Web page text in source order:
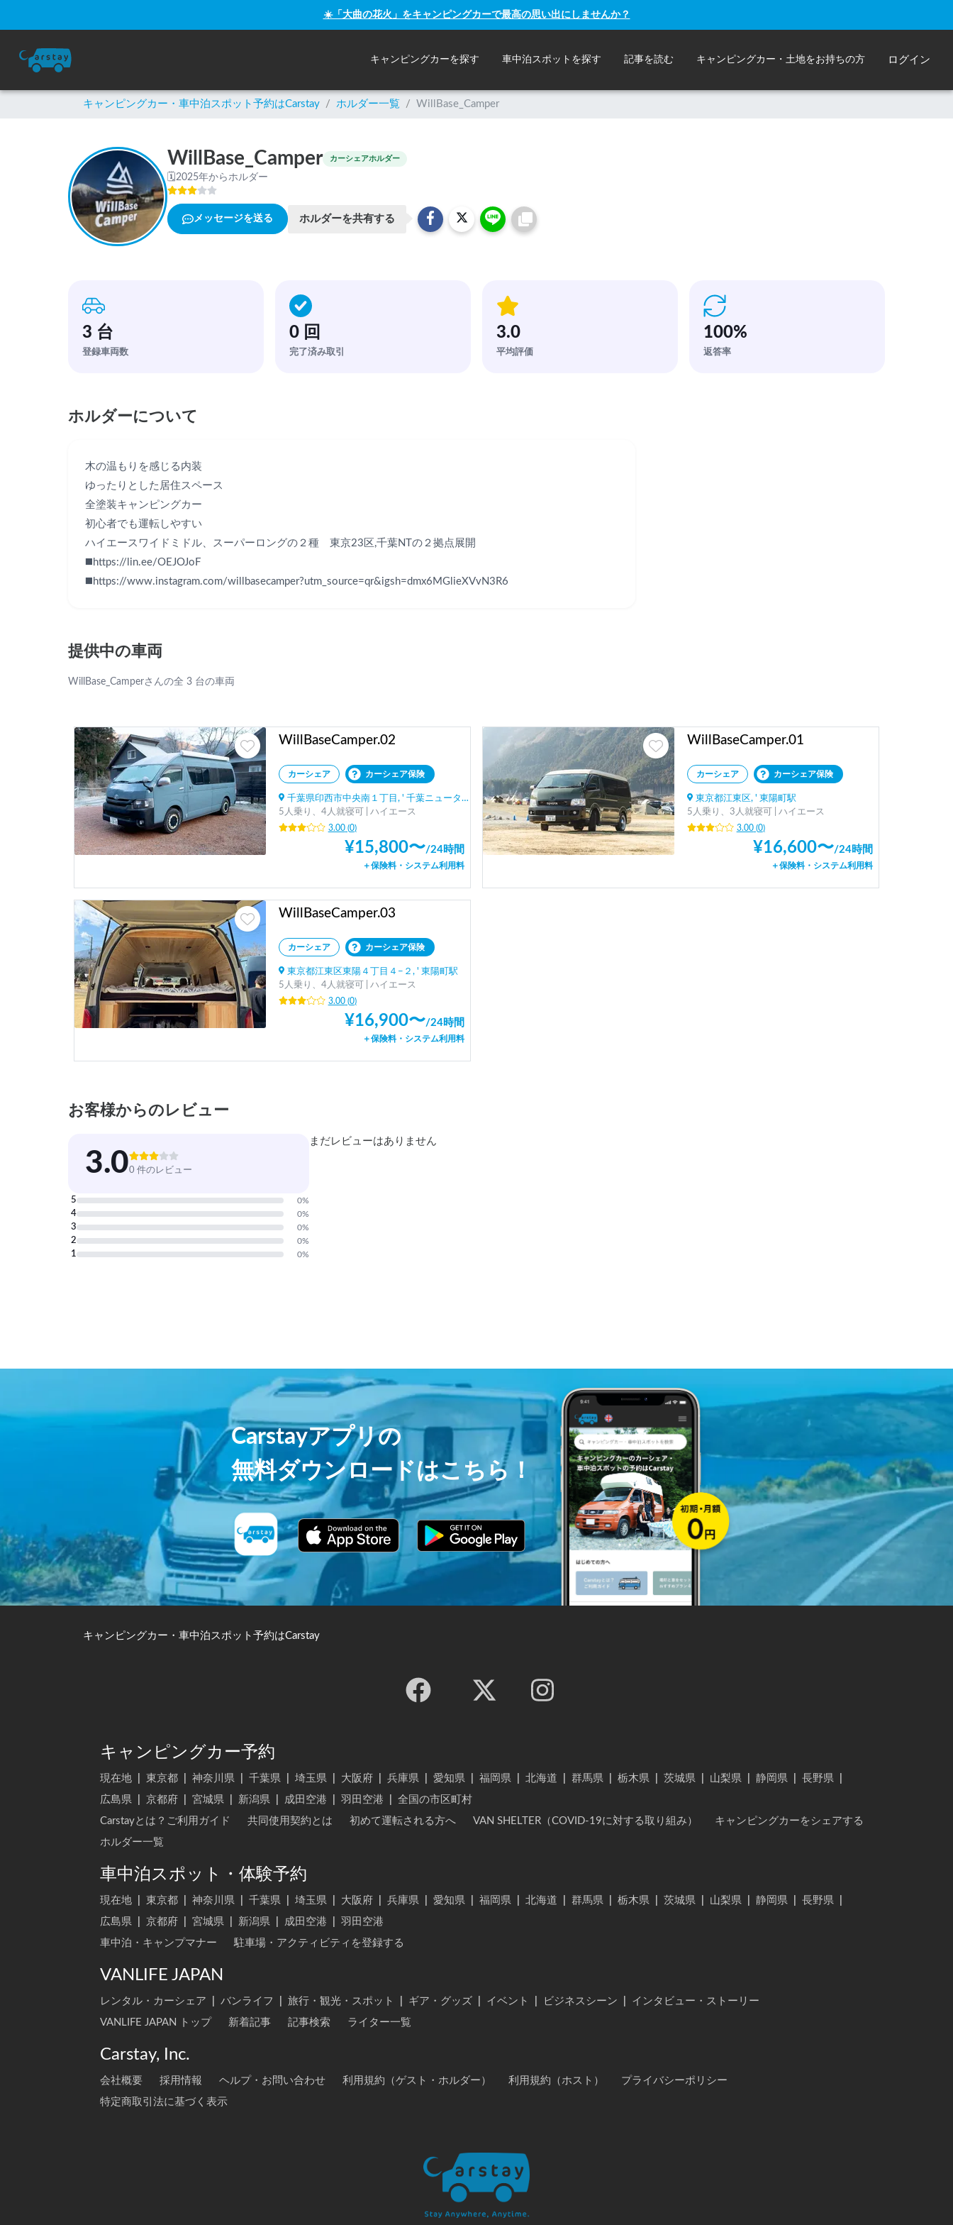
☀️「大曲の花火」をキャンピングカーで最高の思い出にしませんか？
キャンピングカーを探す 車中泊スポットを探す 記事を読む キャンピングカー・土地をお持ちの方 ログイン
キャンピングカー・車中泊スポット予約はCarstay / ホルダー一覧 / WillBase_Camper
WillBase_Camper カーシェアホルダー
🗓2025年からホルダー
メッセージを送る ホルダーを共有する
3 台
登録車両数
0 回
完了済み取引
3.0
平均評価
100%
返答率
ホルダーについて
木の温もりを感じる内装
ゆったりとした居住スペース
全塗装キャンピングカー
初心者でも運転しやすい
ハイエースワイドミドル、スーパーロングの２種　東京23区,千葉NTの２拠点展開
◼️https://lin.ee/OEJOJoF
◼️https://www.instagram.com/willbasecamper?utm_source=qr&igsh=dmx6MGlieXVvN3R6
提供中の車両
WillBase_Camperさんの全 3 台の車両
WillBaseCamper.02
カーシェア カーシェア保険
千葉県印西市中央南１丁目, ' 千葉ニュータウン中央駅
5人乗り、4人就寝可 | ハイエース
3.00(0)
¥15,800〜/24時間
＋保険料・システム利用料
WillBaseCamper.01
カーシェア カーシェア保険
東京都江東区, ' 東陽町駅
5人乗り、3人就寝可 | ハイエース
3.00(0)
¥16,600〜/24時間
＋保険料・システム利用料
WillBaseCamper.03
カーシェア カーシェア保険
東京都江東区東陽４丁目４−２, ' 東陽町駅
5人乗り、4人就寝可 | ハイエース
3.00(0)
¥16,900〜/24時間
＋保険料・システム利用料
お客様からのレビュー
3.00 件のレビュー
5 0%
4 0%
3 0%
2 0%
1 0%
まだレビューはありません
Carstayアプリの
無料ダウンロードはこちら！
キャンピングカー・車中泊スポット予約はCarstay
キャンピングカー予約
現在地 東京都 神奈川県 千葉県 埼玉県 大阪府 兵庫県 愛知県 福岡県 北海道 群馬県 栃木県 茨城県 山梨県 静岡県 長野県
広島県
京都府 宮城県 新潟県 成田空港 羽田空港
全国の市区町村
Carstayとは？ご利用ガイド
共同使用契約とは 初めて運転される方へ VAN SHELTER（COVID-19に対する取り組み）
キャンピングカーをシェアする
ホルダー一覧
車中泊スポット・体験予約
現在地 東京都 神奈川県 千葉県 埼玉県 大阪府 兵庫県 愛知県 福岡県 北海道 群馬県 栃木県 茨城県 山梨県 静岡県 長野県
広島県
京都府 宮城県 新潟県 成田空港
羽田空港
車中泊・キャンプマナー
駐車場・アクティビティを登録する
VANLIFE JAPAN
レンタル・カーシェア バンライフ 旅行・観光・スポット ギア・グッズ イベント ビジネスシーン
インタビュー・ストーリー
VANLIFE JAPAN トップ
新着記事 記事検索 ライター一覧
Carstay, Inc.
会社概要 採用情報 ヘルプ・お問い合わせ 利用規約（ゲスト・ホルダー） 利用規約（ホスト）
プライバシーポリシー
特定商取引法に基づく表示